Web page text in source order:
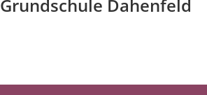
Grundschule Dahenfeld